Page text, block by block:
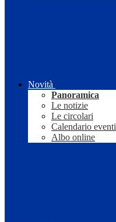
Novità
Panoramica
Le notizie
Le circolari
Calendario eventi
Albo online